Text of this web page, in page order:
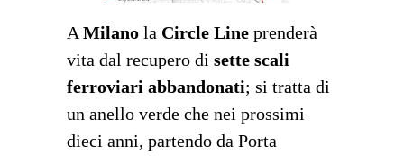
A Milano la Circle Line prenderà
vita dal recupero di sette scali
ferroviari abbandonati; si tratta di
un anello verde che nei prossimi
dieci anni, partendo da Porta